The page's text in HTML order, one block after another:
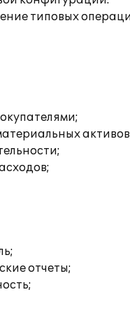
типовых
отчеты;